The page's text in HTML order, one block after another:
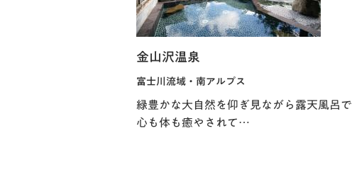
金山沢温泉
富士川流域・南アルプス
緑豊かな大自然を仰ぎ見ながら露天風呂で
心も体も癒やされて…